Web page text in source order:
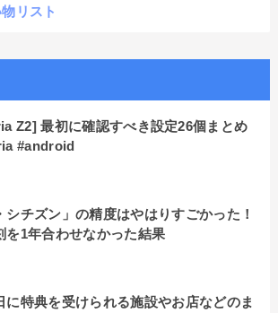
リスト
Z2] 最初に確認すべき設定26個まとめ
#android
シチズン」の精度はやはりすごかった！
を1年合わせなかった結果
に特典を受けられる施設やお店などのま